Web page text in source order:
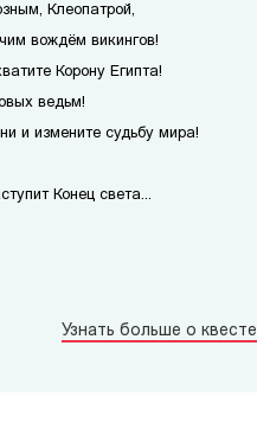
Клеопатрой,
вождём викингов!
Корону Египта!
ведьм!
и измените судьбу мира!
Конец света...
Узнать больше о квесте